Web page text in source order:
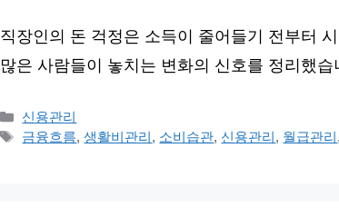
직장인의 돈 걱정은 소득이 줄어들기 전부터
많은 사람들이 놓치는 변화의 신호를 정리했습
카
테
신용관리
태
금융흐름,생활비관리, 소비습관, 신용관리, 월급관리,